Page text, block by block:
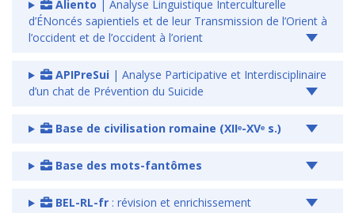
Aliento | Analyse Linguistique Interculturelle
d’ÉNoncés sapientiels et de leur Transmission de l’Orient à
l’occident et de l’occident à l’orient
APIPreSui| Analyse Participative et Interdisciplinaire
d’un chat de Prévention du Suicide
Base de civilisation romaine (XIIᵉ-XVᵉ s.)
Base des mots-fantômes
BEL-RL-fr: révision et enrichissement